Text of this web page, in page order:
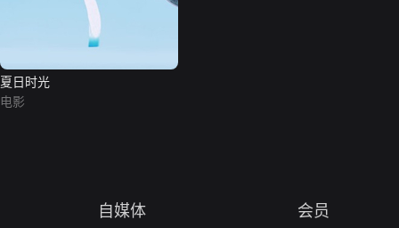
夏日时光
电影
自媒体 会员